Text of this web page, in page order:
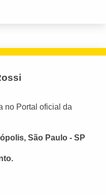
no Portal oficial da
São Paulo - SP